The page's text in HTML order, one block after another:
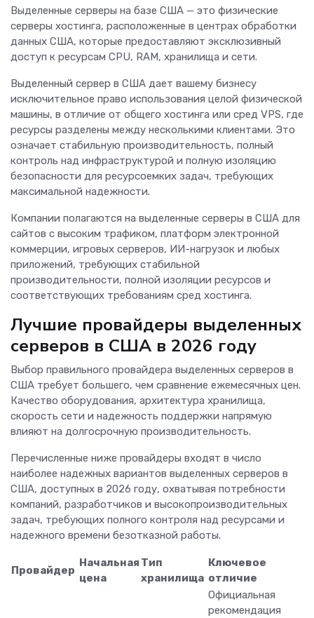
Выделенные серверы на базе США — это физические
серверы хостинга, расположенные в центрах обработки
данных США, которые предоставляют эксклюзивный
доступ к ресурсам CPU, RAM, хранилища и сети.
Выделенный сервер в США дает вашему бизнесу
исключительное право использования целой физической
машины, в отличие от общего хостинга или сред VPS, где
ресурсы разделены между несколькими клиентами. Это
означает стабильную производительность, полный
контроль над инфраструктурой и полную изоляцию
безопасности для ресурсоемких задач, требующих
максимальной надежности.
Компании полагаются на выделенные серверы в США для
сайтов с высоким трафиком, платформ электронной
коммерции, игровых серверов, ИИ-нагрузок и любых
приложений, требующих стабильной
производительности, полной изоляции ресурсов и
соответствующих требованиям сред хостинга.
Лучшие провайдеры выделенных
серверов в США в 2026 году
Выбор правильного провайдера выделенных серверов в
США требует большего, чем сравнение ежемесячных цен.
Качество оборудования, архитектура хранилища,
скорость сети и надежность поддержки напрямую
влияют на долгосрочную производительность.
Перечисленные ниже провайдеры входят в число
наиболее надежных вариантов выделенных серверов в
США, доступных в 2026 году, охватывая потребности
компаний, разработчиков и высокопроизводительных
задач, требующих полного контроля над ресурсами и
надежного времени безотказной работы.
Провайдер
Начальная
цена
Тип
хранилища
Ключевое
отличие
Официальная
рекомендация